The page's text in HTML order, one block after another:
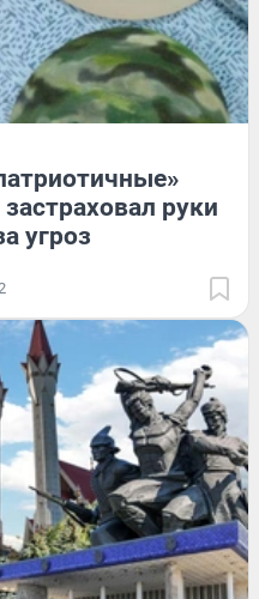
руки
угроз